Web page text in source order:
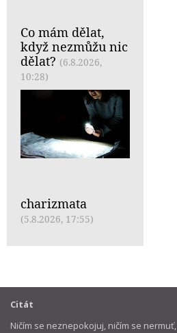
Co mám dělat,
když nezmůžu nic
dělat? (6.8.2026,
10:28)
charizmata
(5.8.2026, 17:55)
Citát
Ničím se neznepokojuj, ničím se nermuť,